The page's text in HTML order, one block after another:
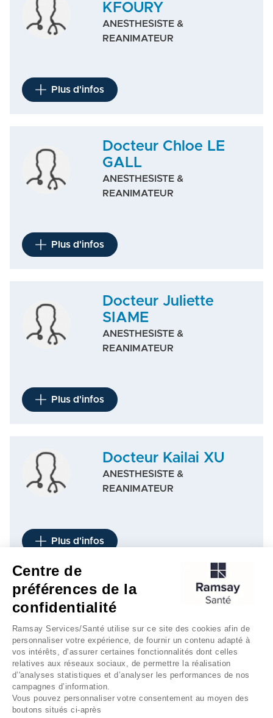
KFOURY
ANESTHESISTE &
REANIMATEUR
Plus d'infos
Docteur Chloe LE
GALL
ANESTHESISTE &
REANIMATEUR
Plus d'infos
Docteur Juliette
SIAME
ANESTHESISTE &
REANIMATEUR
Plus d'infos
Docteur Kailai XU
ANESTHESISTE &
REANIMATEUR
Plus d'infos
Centre de
préférences de la
confidentialité
Ramsay Services/Santé utilise sur ce site des cookies afin de
personnaliser votre expérience, de fournir un contenu adapté à
vos intérêts, d’assurer certaines fonctionnalités dont celles
relatives aux réseaux sociaux, de permettre la réalisation
d’'analyses statistiques et d’analyser les performances de nos
campagnes d’information.
Vous pouvez personnaliser votre consentement au moyen des
boutons situés ci-après